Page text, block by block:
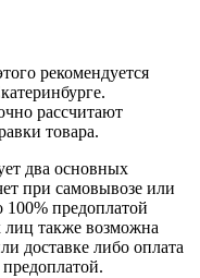
рекомендуется
рассчитают
товара.
два основных
при самовывозе или
100% предоплатой
лиц также возможна
доставке либо оплата